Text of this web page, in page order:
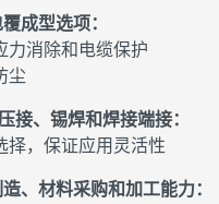
成型选项：
力消除和电缆保护
尘
接、锡焊和焊接端接：
择，保证应用灵活性
、材料采购和加工能力：